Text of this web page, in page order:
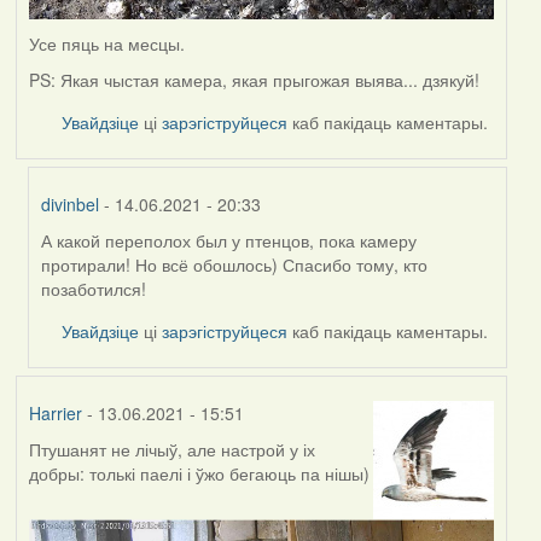
Усе пяць на месцы.
PS: Якая чыстая камера, якая прыгожая выява... дзякуй!
Увайдзіце цізарэгіструйцеся каб пакідаць каментары.
divinbel - 14.06.2021 - 20:33
In
reply
to
А какой переполох был у птенцов, пока камеру
протирали! Но всё обошлось) Спасибо тому, кто
позаботился!
Увайдзіце цізарэгіструйцеся каб пакідаць каментары.
Harrier- 13.06.2021 - 15:51
Птушанят не лічыў, але настрой у іх
добры: толькі паелі і ўжо бегаюць па нішы)